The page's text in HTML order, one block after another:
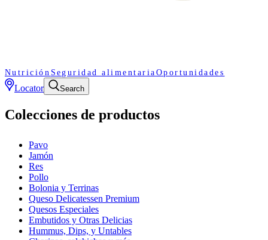
Nutrición Seguridad alimentaria Oportunidades
Locator Search
Colecciones de productos
Pavo
Jamón
Res
Pollo
Bolonia y Terrinas
Queso Delicatessen Premium
Quesos Especiales
Embutidos y Otras Delicias
Hummus, Dips, y Untables